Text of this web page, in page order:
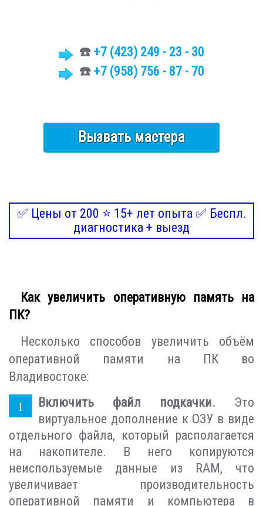
☎️ +7 (423) 249 - 23 - 30
☎️ +7 (958) 756 - 87 - 70
Вызвать мастера
✅ Цены от 200 ⭐ 15+ лет опыта ✅ Беспл.
диагностика + выезд
Как увеличить оперативную память на
ПК?
Несколько способов увеличить объём
оперативной памяти на ПК во
Владивостоке:
Включить файл подкачки. Это
виртуальное дополнение к ОЗУ в виде
отдельного файла, который располагается
на накопителе. В него копируются
неиспользуемые данные из RAM, что
увеличивает производительность
оперативной памяти и компьютера в